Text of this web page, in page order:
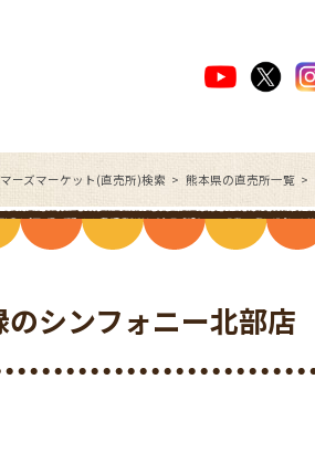
ーズマーケット(直売所)検索 熊本県の直売所一覧
シンフォニー北部店